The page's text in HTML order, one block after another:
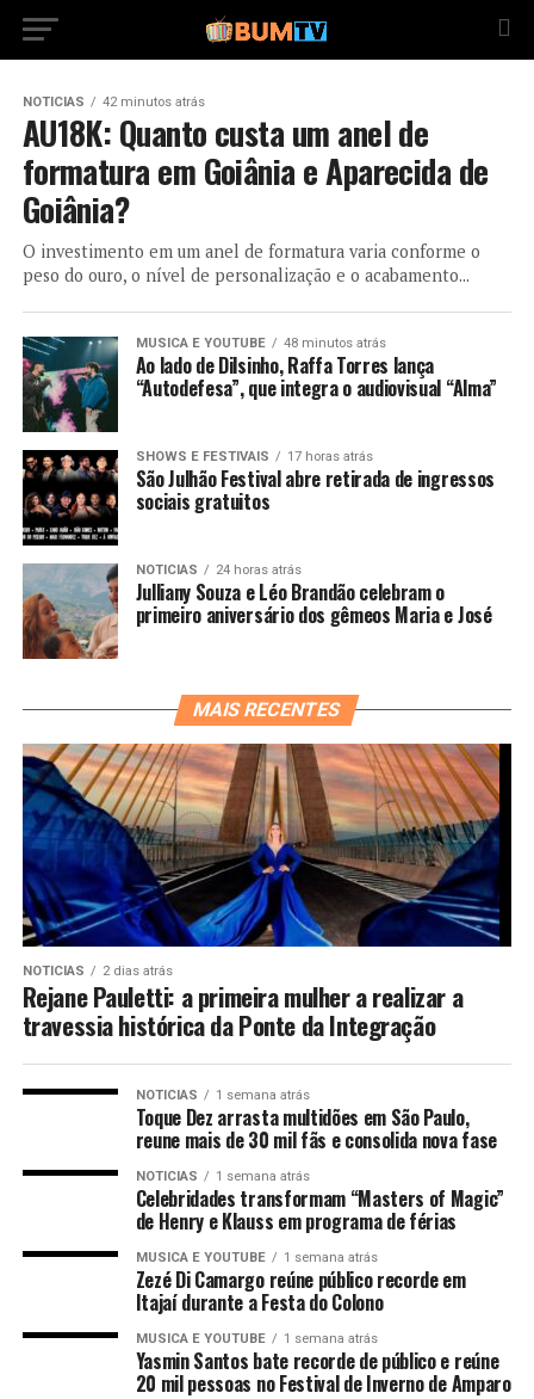
NOTICIAS 42 minutos atrás
AU18K: Quanto custa um anel de
formatura em Goiânia e Aparecida de
Goiânia?
O investimento em um anel de formatura varia conforme o
peso do ouro, o nível de personalização e o acabamento...
MUSICA E YOUTUBE 48 minutos atrás
Ao lado de Dilsinho, Raffa Torres lança
“Autodefesa”, que integra o audiovisual “Alma”
SHOWS E FESTIVAIS 17 horas atrás
São Julhão Festival abre retirada de ingressos
sociais gratuitos
NOTICIAS 24 horas atrás
Julliany Souza e Léo Brandão celebram o
primeiro aniversário dos gêmeos Maria e José
MAIS RECENTES
NOTICIAS 2 dias atrás
Rejane Pauletti: a primeira mulher a realizar a
travessia histórica da Ponte da Integração
NOTICIAS 1 semana atrás
Toque Dez arrasta multidões em São Paulo,
reune mais de 30 mil fãs e consolida nova fase
NOTICIAS 1 semana atrás
Celebridades transformam “Masters of Magic”
de Henry e Klauss em programa de férias
MUSICA E YOUTUBE 1 semana atrás
Zezé Di Camargo reúne público recorde em
Itajaí durante a Festa do Colono
MUSICA E YOUTUBE 1 semana atrás
Yasmin Santos bate recorde de público e reúne
20 mil pessoas no Festival de Inverno de Amparo